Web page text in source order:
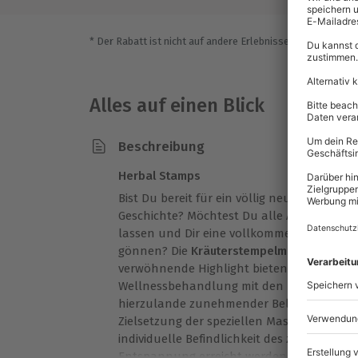
* Der Rabatt ist nicht auf andere Erlebnisse bei der
Alles auf einen Blick
Beschreibung
Herbal Stamps
Bist Du bereit für ein völlig neues
Geschichte? Möchtest Du alle
lassen und Dir eine vollkommene Auszeit
gönnen? Die Kräuterstempelmassage in
verwöhnende Highlight bieten. Warum
Wellnessbehandlung mit den
mit
hierzulande zunehmender Beliebtheit
Zielsetzung der speziellen
individuelle Befindlichkeit des zu